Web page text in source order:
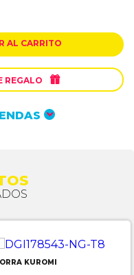
AL CARRITO
REGALO 
KUROMI